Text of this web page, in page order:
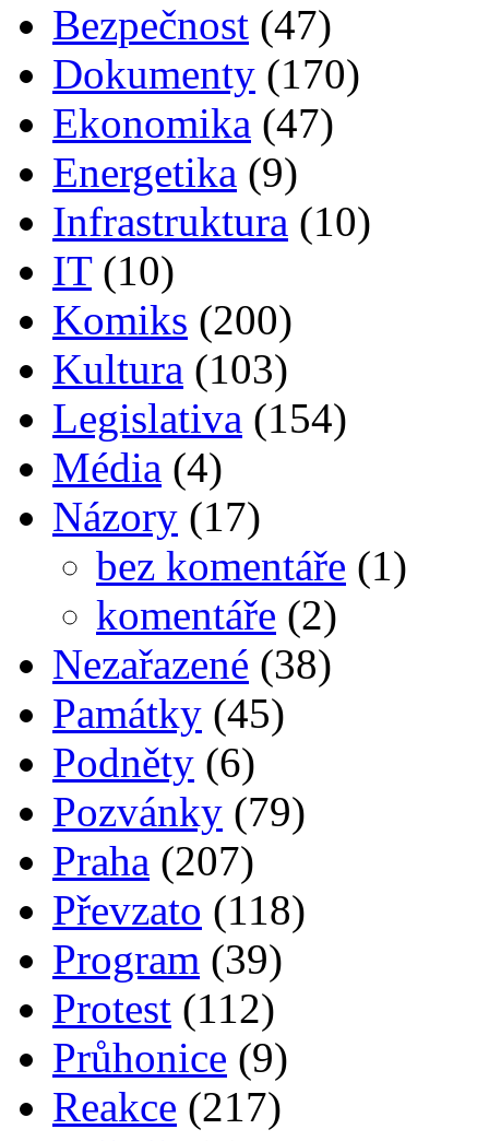
Bezpečnost (47)
Dokumenty (170)
Ekonomika (47)
Energetika (9)
Infrastruktura (10)
IT(10)
Komiks (200)
Kultura (103)
Legislativa (154)
Média (4)
Názory (17)
bez komentáře (1)
komentáře (2)
Nezařazené (38)
Památky (45)
Podněty (6)
Pozvánky (79)
Praha (207)
Převzato (118)
Program (39)
Protest (112)
Průhonice (9)
Reakce (217)